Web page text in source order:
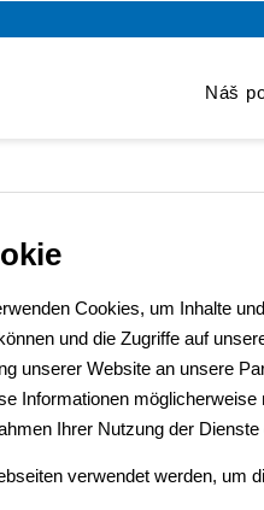
Náš
Cookies, um Inhalte
und die Zugriffe auf
unserer Website an unsere
Informationen
Ihrer Nutzung der
verwendet werden, um